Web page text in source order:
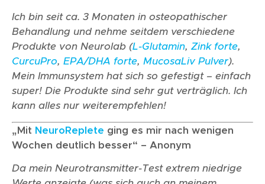
Ich bin seit ca. 3 Monaten in osteopathischer
Behandlung und nehme seitdem verschiedene
Produkte von Neurolab (L-Glutamin, Zink forte,
CurcuPro, EPA/DHA forte, MucosaLiv Pulver).
Mein Immunsystem hat sich so gefestigt – einfach
super! Die Produkte sind sehr gut verträglich. Ich
kann alles nur weiterempfehlen!
„Mit NeuroReplete ging es mir nach wenigen
Wochen deutlich besser“ – Anonym
Da mein Neurotransmitter-Test extrem niedrige